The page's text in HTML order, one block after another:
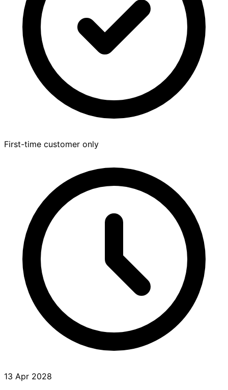
First-time customer only
13 Apr 2028